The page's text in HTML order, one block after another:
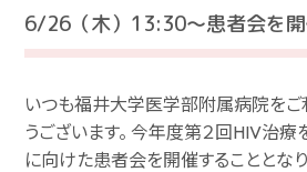
6/26（木）13:30～患者会を開
いつも福井大学医学部附属病院をご
うございます。 今年度第２回HIV治
に向けた患者会を開催することとな